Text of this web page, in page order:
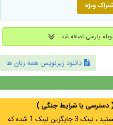
ویژه
دانلود زیرنویس همه زبان ها
دسترسی با شرایط جنگی )
اگر از ایران به آدرس مخفی متصل هستید ، لینک 3 جایگزین لینک 1 شده که